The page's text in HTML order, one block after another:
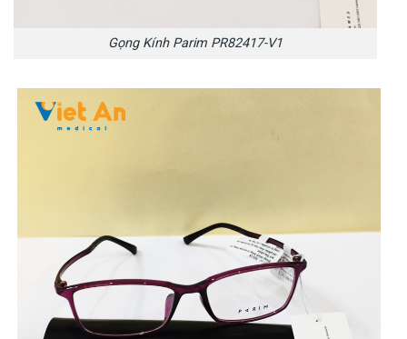
Gọng Kính Parim PR82417-V1